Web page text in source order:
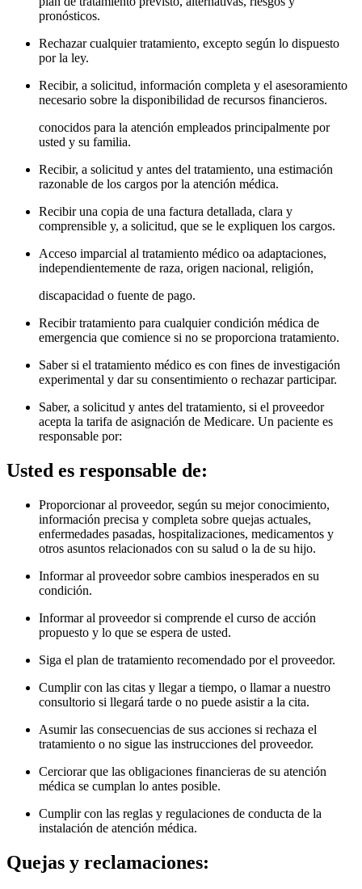
pronósticos.
Rechazar cualquier tratamiento, excepto según lo dispuesto
por la ley.
Recibir, a solicitud, información completa y el asesoramiento
necesario sobre la disponibilidad de recursos financieros.
conocidos para la atención empleados principalmente por
usted y su familia.
Recibir, a solicitud y antes del tratamiento, una estimación
razonable de los cargos por la atención médica.
Recibir una copia de una factura detallada, clara y
comprensible y, a solicitud, que se le expliquen los cargos.
Acceso imparcial al tratamiento médico oa adaptaciones,
independientemente de raza, origen nacional, religión,
discapacidad o fuente de pago.
Recibir tratamiento para cualquier condición médica de
emergencia que comience si no se proporciona tratamiento.
Saber si el tratamiento médico es con fines de investigación
experimental y dar su consentimiento o rechazar participar.
Saber, a solicitud y antes del tratamiento, si el proveedor
acepta la tarifa de asignación de Medicare. Un paciente es
responsable por:
Usted es responsable de:
Proporcionar al proveedor, según su mejor conocimiento,
información precisa y completa sobre quejas actuales,
enfermedades pasadas, hospitalizaciones, medicamentos y
otros asuntos relacionados con su salud o la de su hijo.
Informar al proveedor sobre cambios inesperados en su
condición.
Informar al proveedor si comprende el curso de acción
propuesto y lo que se espera de usted.
Siga el plan de tratamiento recomendado por el proveedor.
Cumplir con las citas y llegar a tiempo, o llamar a nuestro
consultorio si llegará tarde o no puede asistir a la cita.
Asumir las consecuencias de sus acciones si rechaza el
tratamiento o no sigue las instrucciones del proveedor.
Cerciorar que las obligaciones financieras de su atención
médica se cumplan lo antes posible.
Cumplir con las reglas y regulaciones de conducta de la
instalación de atención médica.
Quejas y reclamaciones: